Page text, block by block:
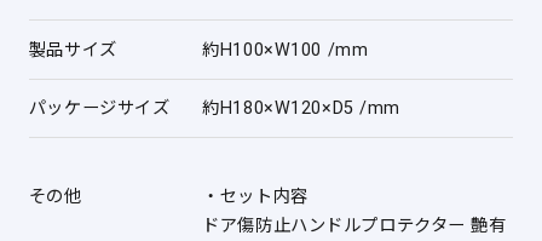
製品サイズ 約H100×W100 /mm
パッケージサイズ 約H180×W120×D5 /mm
その他
・セット内容
ドア傷防止ハンドルプロテクター 艶有